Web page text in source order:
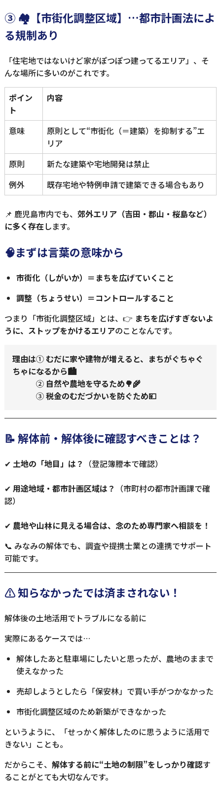
③ 🏘【市街化調整区域】…都市計画法によ
る規制あり
「住宅地ではないけど家がぽつぽつ建ってるエリア」、そ
んな場所に多いのがこれです。
ポイン
ト
内容
意味
原則として“市街化（＝建築）を抑制する”エ
リア
原則
新たな建築や宅地開発は禁止
例外
既存宅地や特例申請で建築できる場合もあり
📌 鹿児島市内でも、 郊外エリア（吉田・郡山・桜島など）
に多く存在します。
🧠まずは言葉の意味から
市街化（しがいか）＝まちを広げていくこと
調整（ちょうせい）＝コントロールすること
つまり「市街化調整区域」とは、👉 まちを広げすぎないよ
うに、ストップをかけるエリアのことなんです。
理由は① むだに家や建物が増えると、まちがぐちゃぐ
ちゃになるから🏙️
② 自然や農地を守るため🌳🌾
③税金のむだづかいを防ぐため💴
📝 解体前・解体後に確認すべきことは？
✔ 土地の「地目」は？ （登記簿謄本で確認）
✔ 用途地域・都市計画区域は？
（市町村の都市計画課で確
認）
✔ 農地や山林に見える場合は、念のため専門家へ相談を！
📞 みなみの解体でも、調査や提携士業との連携でサポート
可能です。
⚠️ 知らなかったでは済まされない！
解体後の土地活用でトラブルになる前に
実際にあるケースでは…
解体したあと駐車場にしたいと思ったが、農地のままで
使えなかった
売却しようとしたら「保安林」で買い手がつかなかった
市街化調整区域のため新築ができなかった
というように、「せっかく解体したのに思うように活用で
きない」ことも。
だからこそ、 解体する前に“土地の制限”をしっかり確認す
ることがとても大切なんです。